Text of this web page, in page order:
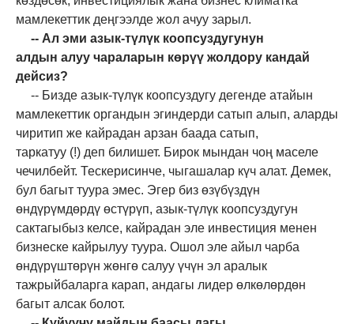
мамлекеттик деңгээлде жол ачуу зарыл.
-- Ал эми азык-түлүк коопсуздугунун
алдын алуу чараларын көрүү жолдору кандай
дейсиз?
-- Бизде азык-түлүк коопсуздугу дегенде атайын
мамлекеттик органдын эгиндерди сатып алып, аларды
чиритип же кайрадан арзан баада сатып,
таркатуу (!) деп билишет. Бирок мындан чоң маселе
чечилбейт. Тескерисинче, чыгашалар күч алат. Демек,
бул багыт туура эмес. Эгер биз өзүбүздүн
өндүрүмдөрдү өстүрүп, азык-түлүк коопсуздугун
сактагыбыз келсе, кайрадан эле инвестиция менен
бизнеске кайрылуу туура. Ошол эле айыл чарба
өндүрүштөрүн жөнгө салуу үчүн эл аралык
тажрыйбаларга карап, андагы лидер өлкөлөрдөн
багыт алсак болот.